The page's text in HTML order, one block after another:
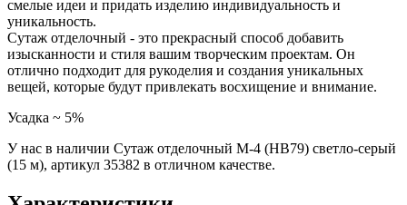
смелые идеи и придать изделию индивидуальность и
уникальность.
Сутаж отделочный - это прекрасный способ добавить
изысканности и стиля вашим творческим проектам. Он
отлично подходит для рукоделия и создания уникальных
вещей, которые будут привлекать восхищение и внимание.
Усадка ~ 5%
У нас в наличии Сутаж отделочный M-4 (HB79) светло-серый
(15 м), артикул 35382 в отличном качестве.